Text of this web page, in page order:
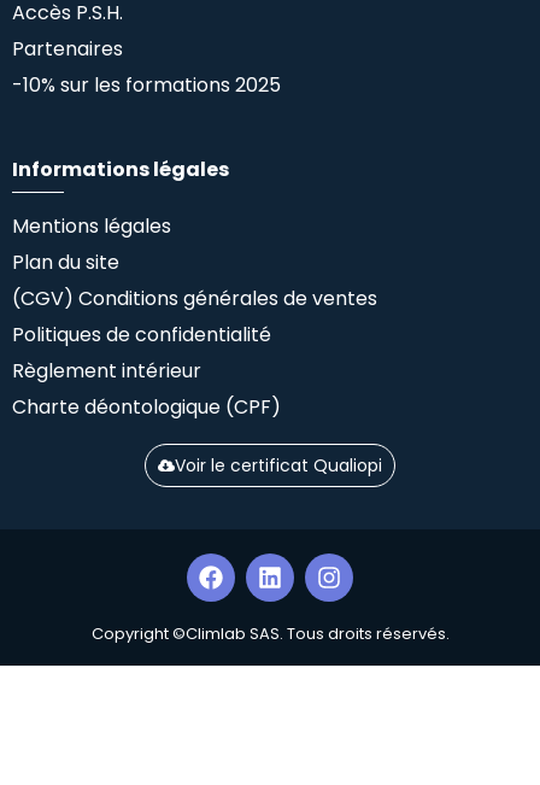
Accès P.S.H.
Partenaires
-10% sur les formations 2025
Informations légales
Mentions légales
Plan du site
(CGV) Conditions générales de ventes
Politiques de confidentialité
Règlement intérieur
Charte déontologique (CPF)
Voir le certificat Qualiopi
Copyright ©Climlab SAS. Tous droits réservés.